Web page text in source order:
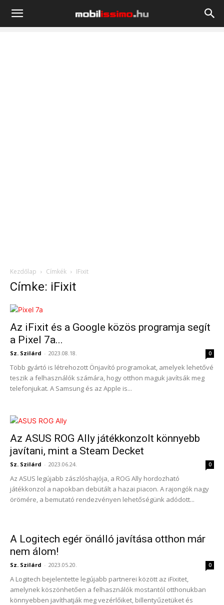
Mobilissimo.hu
Kezdőlap Címkék IFixit
Címke: iFixit
Az iFixit és a Google közös programja segít
a Pixel 7a...
Sz. Szilárd - 2023.08.18. 0
Több gyártó is létrehozott Önjavító programokat, amelyek lehetővé
teszik a felhasználók számára, hogy otthon maguk javítsák meg
telefonjukat. A Samsung és az Apple is...
Az ASUS ROG Ally játékkonzolt könnyebb
javítani, mint a Steam Decket
Sz. Szilárd - 2023.06.24. 0
Az ASUS legújabb zászlóshajója, a ROG Ally hordozható
játékkonzol a napokban debütált a hazai piacon. A rajongók nagy
örömére, a bemutató rendezvényen lehetőségünk adódott...
A Logitech egér önálló javítása otthon már
nem álom!
Sz. Szilárd - 2023.05.20. 0
A Logitech bejelentette legújabb partnerei között az iFixitet,
amelynek köszönhetően a felhasználók mostantól otthonukban
könnyebben javíthatják meg vezérlőiket, billentyűzetüket és